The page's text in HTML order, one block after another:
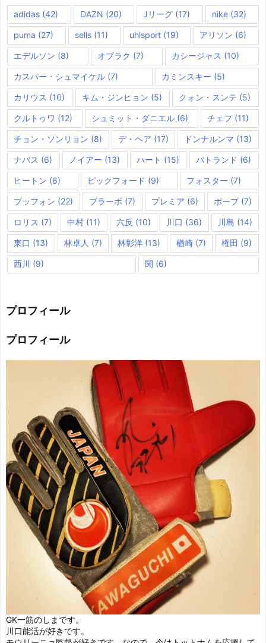
adidas (42) DAZN (20) Jリーグ (17) nike(32)
puma (27) sells(11) uhlsport(19) アリソン (6)
エデルソン (8) オブラク (7) カシージャス (10)
カスパー・シュマイケル (7) カミンスキー (5)
カリウス (10) キム・ジンヒョン (5) クォン・スンテ (5)
クルトゥワ (12) シュミット・ダニエル (6) チェフ (11)
チョン・ソンリョン (8) デ・ヘア (17) ドンナルンマ (13)
ナバス (6) ノイアー (13) ハート (15) バトランド (6)
ヒートン (6) ピックフォード (9) フォスター (7)
ブッフォン (22) ブラーボ (7) プレミア (6) ポープ(7)
ロリス (7) 中村 (11) 六反 (10) 川口 (36) 川島 (14)
東口 (13) 林卓人 (7) 林彰洋 (13) 楢崎(7) 権田 (9)
西川 (9) 関 (6)
プロフィール
プロフィール
GK一筋のしまです。
川口能活が好きです。